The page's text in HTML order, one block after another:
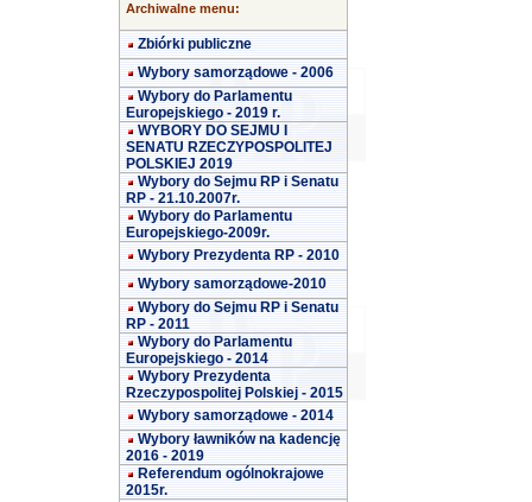
Archiwalne menu:
Zbiórki publiczne
Wybory samorządowe - 2006
Wybory do Parlamentu
Europejskiego - 2019 r.
WYBORY DO SEJMU I
SENATU RZECZYPOSPOLITEJ
POLSKIEJ 2019
Wybory do Sejmu RP i Senatu
RP - 21.10.2007r.
Wybory do Parlamentu
Europejskiego-2009r.
Wybory Prezydenta RP - 2010
Wybory samorządowe-2010
Wybory do Sejmu RP i Senatu
RP - 2011
Wybory do Parlamentu
Europejskiego - 2014
Wybory Prezydenta
Rzeczypospolitej Polskiej - 2015
Wybory samorządowe - 2014
Wybory ławników na kadencję
2016 - 2019
Referendum ogólnokrajowe
2015r.